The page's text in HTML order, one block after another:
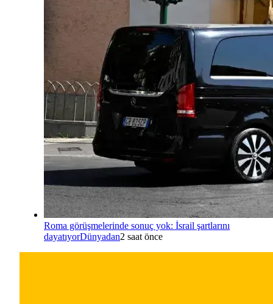
Roma görüşmelerinde sonuç yok: İsrail şartlarını
dayatıyorDünyadan2 saat önce